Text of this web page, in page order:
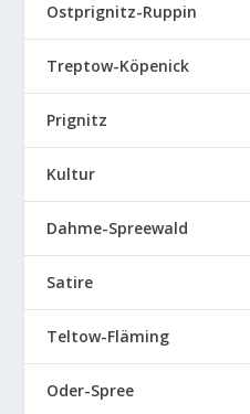
Ostprignitz-Ruppin
Treptow-Köpenick
Prignitz
Kultur
Dahme-Spreewald
Satire
Teltow-Fläming
Oder-Spree